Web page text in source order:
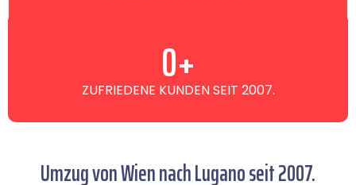
ZUFRIEDENE KUNDEN SEIT 2007.
0+
Umzug von Wien nach Lugano seit 2007.